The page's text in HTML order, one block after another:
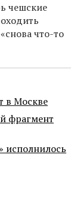
чешские
что-то
в Москве
фрагмент
исполнилось